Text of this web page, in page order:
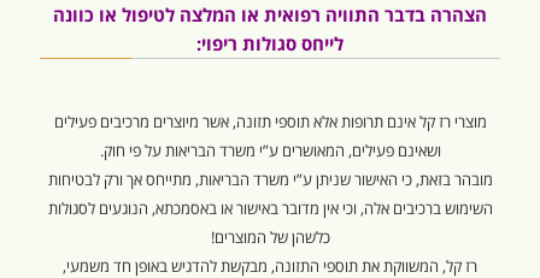
הצהרה בדבר התוויה רפואית או המלצה לטיפול או כוונה
לייחס סגולות ריפוי:
מוצרי רז קל אינם תרופות אלא תוספי תזונה, אשר מיוצרים מרכיבים פעילים
ושאינם פעילים, המאושרים ע”י משרד הבריאות על פי חוק.
מובהר בזאת, כי האישור שניתן ע”י משרד הבריאות, מתייחס אך ורק לבטיחות
השימוש ברכיבים אלה, וכי אין מדובר באישור או באסמכתא, הנוגעים לסגולות
כלשהן של המוצרים!
רז קל, המשווקת את תוספי התזונה, מבקשת להדגיש באופן חד משמעי,